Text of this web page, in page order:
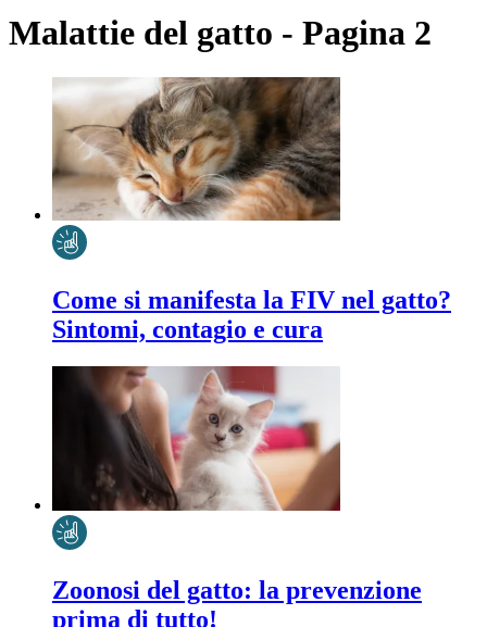
Malattie del gatto - Pagina 2
Come si manifesta la FIV nel gatto?
Sintomi, contagio e cura
Zoonosi del gatto: la prevenzione
prima di tutto!